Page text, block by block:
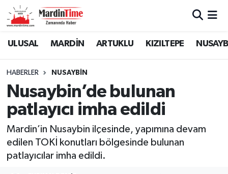
ULUSAL MARDİN ARTUKLU KIZILTEPE
HABERLER NUSAYBİN
Nusaybin’de bulunan
patlayıcı imha edildi
Mardin’in Nusaybin ilçesinde, yapımına devam
edilen TOKİ konutları bölgesinde bulunan
patlayıcılar imha edildi.
Mardin Nöbetçi Eczaneler
Mardin Namaz Vakitleri
Mardin Trafik Yoğunluk Haritası
Süper Lig Puan Durumu ve Fikstür